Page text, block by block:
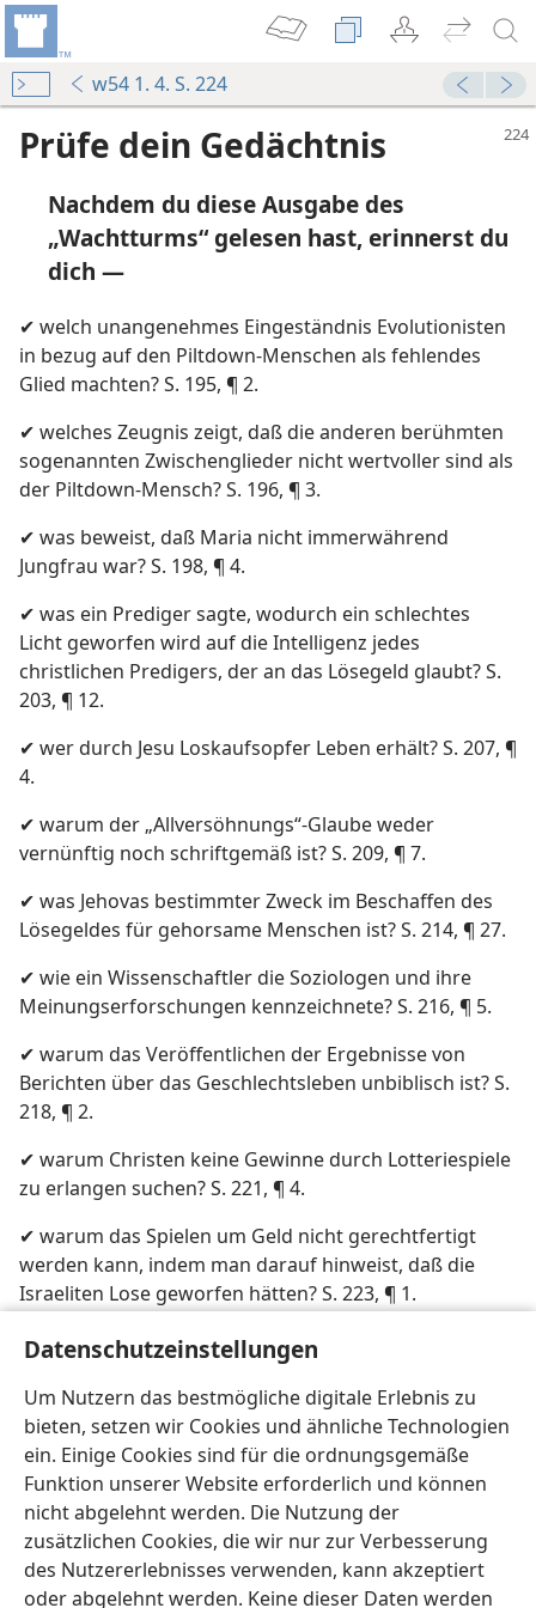
Datenschutzeinstellungen
Um Nutzern das bestmögliche digitale Erlebnis zu
bieten, setzen wir Cookies und ähnliche Technologien
ein. Einige Cookies sind für die ordnungsgemäße
Funktion unserer Website erforderlich und können
nicht abgelehnt werden. Die Nutzung der
zusätzlichen Cookies, die wir nur zur Verbesserung
des Nutzererlebnisses verwenden, kann akzeptiert
oder abgelehnt werden. Keine dieser Daten werden
w54 1. 4. S. 224
Prüfe dein Gedächtnis
Nachdem du diese Ausgabe des
„Wachtturms“ gelesen hast, erinnerst du
dich —
✔ welch unangenehmes Eingeständnis Evolutionisten
in bezug auf den Piltdown-Menschen als fehlendes
Glied machten? S. 195, ¶ 2.
✔ welches Zeugnis zeigt, daß die anderen berühmten
sogenannten Zwischenglieder nicht wertvoller sind als
der Piltdown-Mensch? S. 196, ¶ 3.
✔ was beweist, daß Maria nicht immerwährend
Jungfrau war? S. 198, ¶ 4.
✔ was ein Prediger sagte, wodurch ein schlechtes
Licht geworfen wird auf die Intelligenz jedes
christlichen Predigers, der an das Lösegeld glaubt? S.
203, ¶ 12.
✔ wer durch Jesu Loskaufsopfer Leben erhält? S. 207, ¶
4.
✔ warum der „Allversöhnungs“-Glaube weder
vernünftig noch schriftgemäß ist? S. 209, ¶ 7.
✔ was Jehovas bestimmter Zweck im Beschaffen des
Lösegeldes für gehorsame Menschen ist? S. 214, ¶ 27.
✔ wie ein Wissenschaftler die Soziologen und ihre
Meinungserforschungen kennzeichnete? S. 216, ¶ 5.
✔ warum das Veröffentlichen der Ergebnisse von
Berichten über das Geschlechtsleben unbiblisch ist? S.
218, ¶ 2.
✔ warum Christen keine Gewinne durch Lotteriespiele
zu erlangen suchen? S. 221, ¶ 4.
✔ warum das Spielen um Geld nicht gerechtfertigt
werden kann, indem man darauf hinweist, daß die
Israeliten Lose geworfen hätten? S. 223, ¶ 1.
✔ weshalb das Sammeln von Geldern für Kirchen oder
Wohltätigkeit durch Lotteriespiele biblische
Grundsätze verletzt? S. 223, ¶ 3.
Deutsch Teilen Einstellungen
Copyright© 2026 Watch Tower Bible and Tract Society of Pennsylvania
Nutzungsbedingungen Datenschutzerklärung